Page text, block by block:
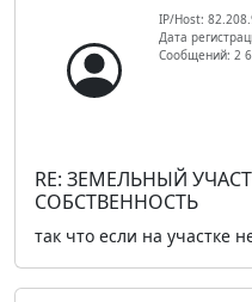
IP/Host:
Дата
Сообщений: 2
RE: ЗЕМЕЛЬНЫЙ
СОБСТВЕННОСТЬ
так что если на участке